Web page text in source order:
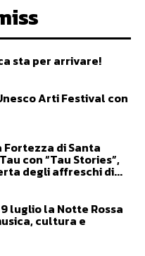
sta per arrivare!
Arti Festival con
di Santa
con “Tau Stories”,
degli affreschi di...
luglio la Notte Rossa
cultura e